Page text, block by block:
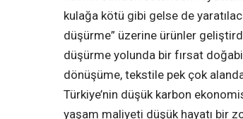
kulağa kötü gibi gelse de
düşürme” üzerine ürünler
düşürme yolunda bir fırsat
dönüşüme, tekstile pek çok
Türkiye’nin düşük karbon
yaşam maliyeti düşük hayatı bir